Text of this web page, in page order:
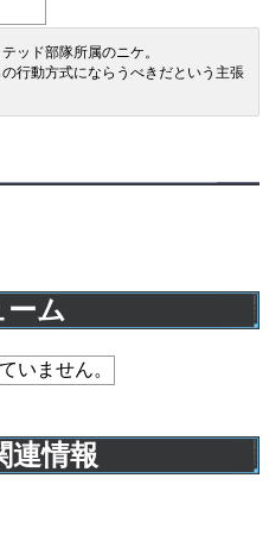
ッド部隊所属のニケ。
行動方式にならうべきだという主張
ム
いません。
連情報